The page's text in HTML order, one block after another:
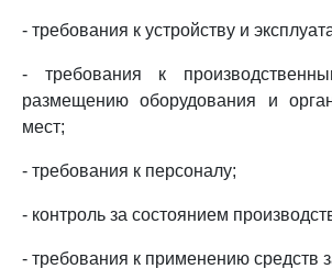
- требования к устройству и
- требования к
размещению оборудования и
мест;
- требования к персоналу;
- контроль за состоянием
- требования к применению средств